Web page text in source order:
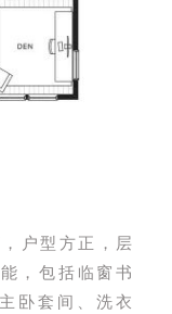
户型方正，层
，包括临窗书
卧套间、洗衣